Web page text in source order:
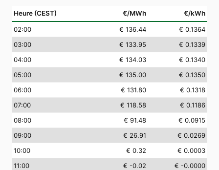
Heure (CEST) €/MWh €/kWh
02:00 € 136.44
€ 0.1364
03:00 € 133.95
€ 0.1339
04:00 € 134.03
€ 0.1340
05:00 € 135.00
€ 0.1350
06:00 € 131.80
€ 0.1318
07:00 € 118.58
€ 0.1186
08:00 € 91.48
€ 0.0915
09:00 € 26.91
€ 0.0269
10:00 € 0.32
€ 0.0003
11:00 € -0.02
€ -0.0000